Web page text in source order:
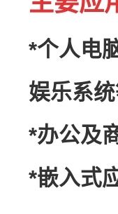
*个人电
娱乐系
*办公及
*嵌入式